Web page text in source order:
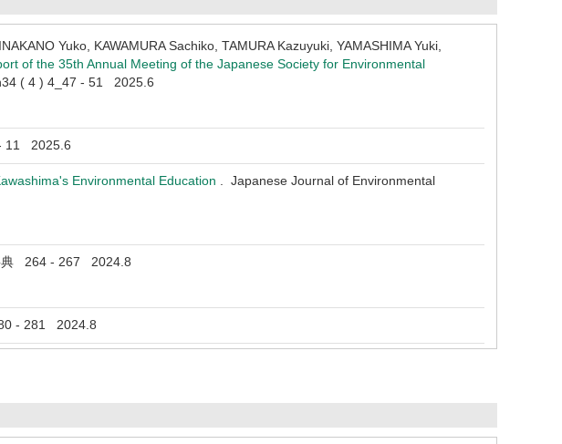
Yuko, KAWAMURA Sachiko, TAMURA Kazuyuki, YAMASHIMA Yuki,
of the 35th Annual Meeting of the Japanese Society for Environmental
( 4 ) 4_47 - 51 2025.6
11 2025.6
Environmental Education . Japanese Journal of Environmental
典 264 - 267 2024.8
- 281 2024.8